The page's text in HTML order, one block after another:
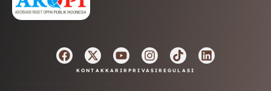
KONTAK KARIRPRIVASI REGULASI